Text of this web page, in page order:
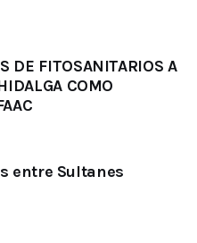
DE FITOSANITARIOS A
COMO
entre Sultanes